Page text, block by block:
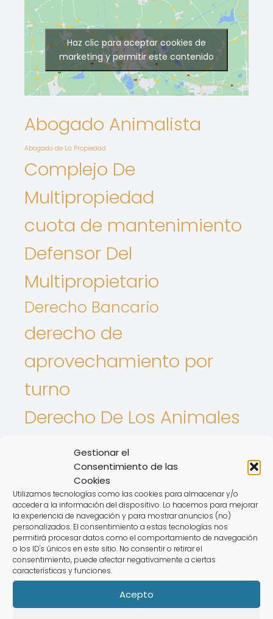
Gestionar el
Consentimiento de las
Cookies
Utilizamos tecnologías como las cookies para almacenar y/o
acceder a la información del dispositivo. Lo hacemos para mejorar
la experiencia de navegación y para mostrar anuncios (no)
personalizados. El consentimiento a estas tecnologías nos
permitirá procesar datos como el comportamiento de navegación
o los ID's únicos en este sitio. No consentir o retirar el
consentimiento, puede afectar negativamente a ciertas
características y funciones.
Acepto
Haz clic para aceptar cookies de
marketing y permitir este contenido
Abogado Animalista
Abogado de La Propiedad
Complejo De
Multipropiedad
cuota de mantenimiento
Defensor Del
Multipropietario
Derecho Bancario
derecho de
aprovechamiento por
turno
Derecho De Los Animales
Nulidad de contrato
registro de la propiedad
RevolvingSemana flotante
Rate this post
Puede que te interese: